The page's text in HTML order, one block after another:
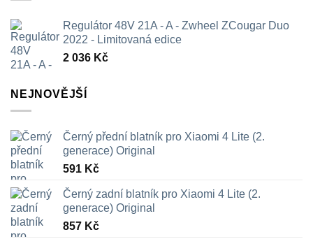
Regulátor 48V 21A - A - Zwheel ZCougar Duo
2022 - Limitovaná edice
2 036 Kč
NEJNOVĚJŠÍ
Černý přední blatník pro Xiaomi 4 Lite (2.
generace) Original
591 Kč
Černý zadní blatník pro Xiaomi 4 Lite (2.
generace) Original
857 Kč